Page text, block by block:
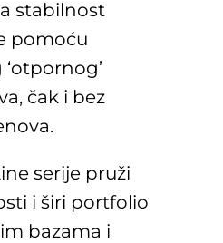
stabilnost
pomoću
čak i bez
serije pruži
i širi portfolio
bazama i